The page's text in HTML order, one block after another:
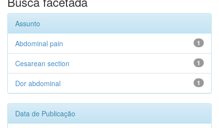
Assunto
1
Abdominal pain
1
Cesarean section
1
Dor abdominal
Data de Publicação